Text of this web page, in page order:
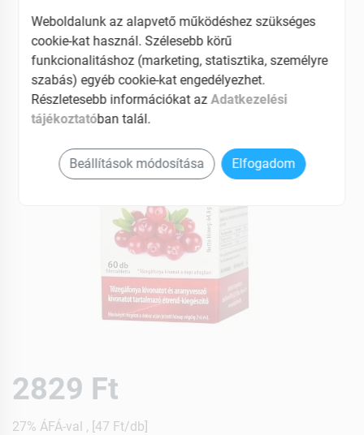
EAN: 5999887073434
2829 Ft
27% ÁFÁ-val , [47 Ft/db]
Weboldalunk az alapvető működéshez szükséges
cookie-kat használ. Szélesebb körű
funkcionalitáshoz (marketing, statisztika, személyre
szabás) egyéb cookie-kat engedélyezhet.
Részletesebb információkat az Adatkezelési
tájékoztatóban talál.
Beállítások módosítása Elfogadom